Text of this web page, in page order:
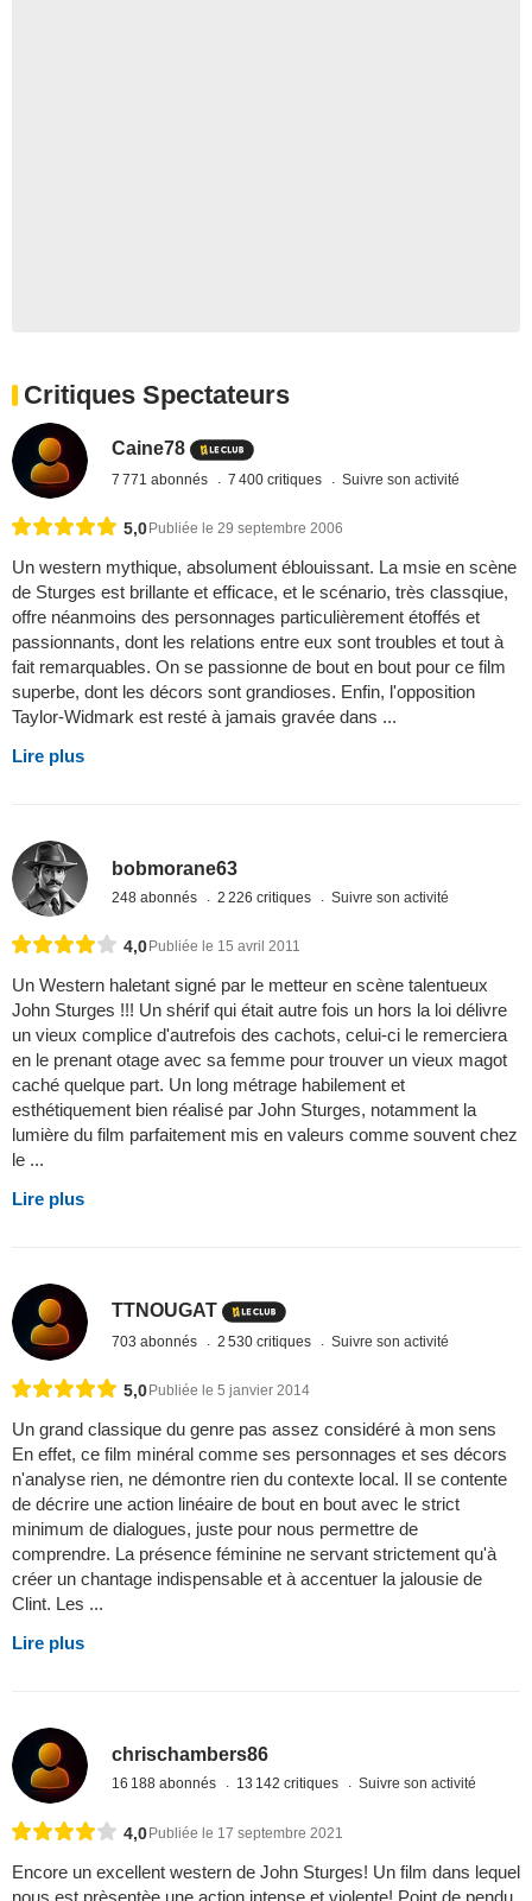
Critiques Spectateurs
Caine78
7 771 abonnés 7 400 critiques Suivre son activité
5,0 Publiée le 29 septembre 2006
Un western mythique, absolument éblouissant. La msie en scène
de Sturges est brillante et efficace, et le scénario, très classqiue,
offre néanmoins des personnages particulièrement étoffés et
passionnants, dont les relations entre eux sont troubles et tout à
fait remarquables. On se passionne de bout en bout pour ce film
superbe, dont les décors sont grandioses. Enfin, l'opposition
Taylor-Widmark est resté à jamais gravée dans ...
Lire plus
bobmorane63
248 abonnés 2 226 critiques Suivre son activité
4,0 Publiée le 15 avril 2011
Un Western haletant signé par le metteur en scène talentueux
John Sturges !!! Un shérif qui était autre fois un hors la loi délivre
un vieux complice d'autrefois des cachots, celui-ci le remerciera
en le prenant otage avec sa femme pour trouver un vieux magot
caché quelque part. Un long métrage habilement et
esthétiquement bien réalisé par John Sturges, notamment la
lumière du film parfaitement mis en valeurs comme souvent chez
le ...
Lire plus
TTNOUGAT
703 abonnés 2 530 critiques Suivre son activité
5,0Publiée le 5 janvier 2014
Un grand classique du genre pas assez considéré à mon sens
En effet, ce film minéral comme ses personnages et ses décors
n'analyse rien, ne démontre rien du contexte local. Il se contente
de décrire une action linéaire de bout en bout avec le strict
minimum de dialogues, juste pour nous permettre de
comprendre. La présence féminine ne servant strictement qu'à
créer un chantage indispensable et à accentuer la jalousie de
Clint. Les ...
Lire plus
chrischambers86
16 188 abonnés 13 142 critiques Suivre son activité
4,0Publiée le 17 septembre 2021
Encore un excellent western de John Sturges! Un film dans lequel
nous est prèsentèe une action intense et violente! Point de pendu